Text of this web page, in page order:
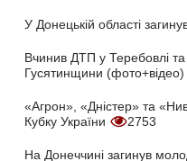
У Донецькій області
Вчинив ДТП у Теребовлі та
Гусятинщини (фото+відео)
«Агрон», «Дністер» та
Кубку України
2753
На Донеччині загинув